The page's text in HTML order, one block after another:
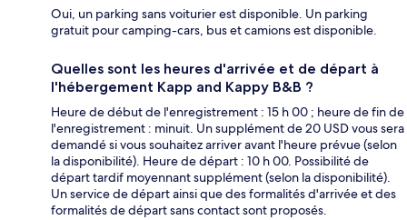
Oui, un parking sans voiturier est disponible. Un parking
gratuit pour camping-cars, bus et camions est disponible.
Quelles sont les heures d'arrivée et de départ à
l'hébergement Kapp and Kappy B&B ?
Heure de début de l'enregistrement : 15 h 00 ; heure de fin de
l'enregistrement : minuit. Un supplément de 20 USD vous sera
demandé si vous souhaitez arriver avant l'heure prévue (selon
la disponibilité). Heure de départ : 10 h 00. Possibilité de
départ tardif moyennant supplément (selon la disponibilité).
Un service de départ ainsi que des formalités d'arrivée et des
formalités de départ sans contact sont proposés.